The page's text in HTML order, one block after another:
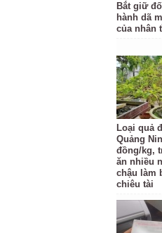
Bắt giữ
hành dã
của nhân
Loại quả
Quảng
đồng/kg,
ăn nhiều
chậu làm
chiêu tài